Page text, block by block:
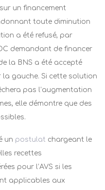
un financement
toute diminution
a été refusé, par
demandant de financer
la BNS a été accepté
gauche. Si cette solution
pas l’augmentation
elle démontre que des
un postulat chargeant le
recettes
pour l’AVS si les
applicables aux